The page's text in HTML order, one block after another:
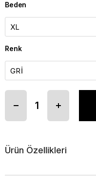
Beden
Renk
Ürün Özellikleri